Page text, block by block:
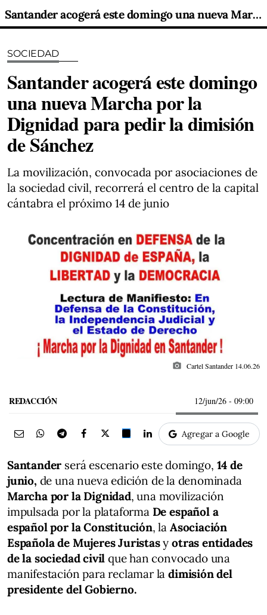
Santander acogerá este domingo una nueva Marcha por la Dignidad para pedir la dimisión de Sánchez
SOCIEDAD
Santander acogerá este domingo
una nueva Marcha por la
Dignidad para pedir la dimisión
de Sánchez
La movilización, convocada por asociaciones de
la sociedad civil, recorrerá el centro de la capital
cántabra el próximo 14 de junio
photo_camera Cartel Santander 14.06.26
REDACCIÓN 12/jun/26 - 09:00
Agregar a Google
Santander será escenario este domingo, 14 de
junio, de una nueva edición de la denominada
Marcha por la Dignidad, una movilización
impulsada por la plataforma De español a
español por la Constitución, la Asociación
Española de Mujeres Juristasyotras entidades
de la sociedad civilque han convocado una
manifestación para reclamar ladimisión del
presidente del Gobierno.